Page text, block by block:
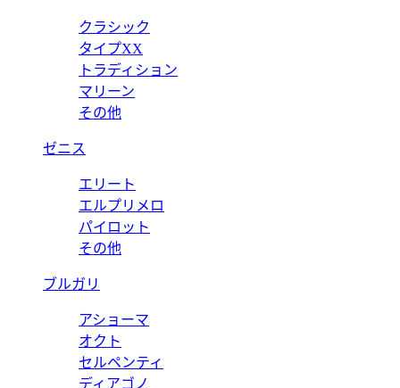
クラシック
タイプXX
トラディション
マリーン
その他
ゼニス
エリート
エルプリメロ
パイロット
その他
ブルガリ
アショーマ
オクト
セルペンティ
ディアゴノ